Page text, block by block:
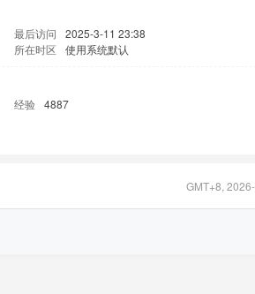
最后访问
2025-3-11 23:38
所在时区 使用系统默认
经验 4887
GMT+8,